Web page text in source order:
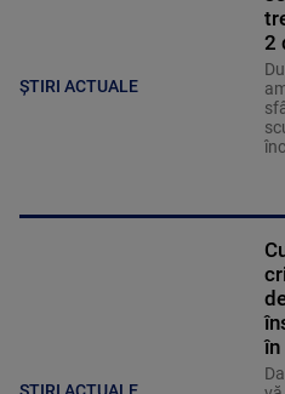
ȘTIRI ACTUALE
2
ȘTIRI ACTUALE
în